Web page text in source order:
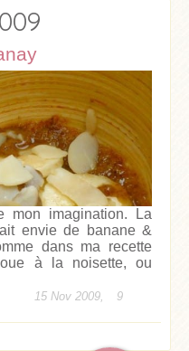
mon imagination. La
envie de banane &
dans ma recette
à la noisette, ou
15 Nov 2009, 9